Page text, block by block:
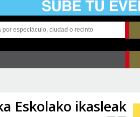
Eskolako ikasleak